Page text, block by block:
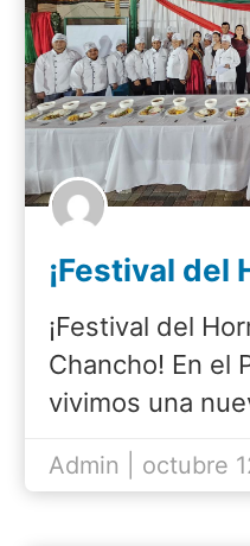
¡Festival del
¡Festival del
Chancho! En el
vivimos una
Admin | octubre